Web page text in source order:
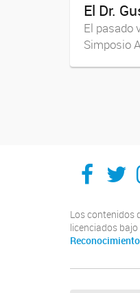
El Dr.
El
Simposio
Los contenidos
licenciados bajo